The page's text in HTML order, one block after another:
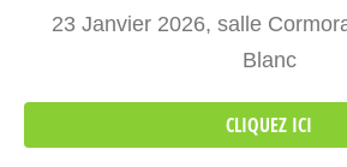
23 Janvier 2026, salle
Blanc
CLIQUEZ ICI